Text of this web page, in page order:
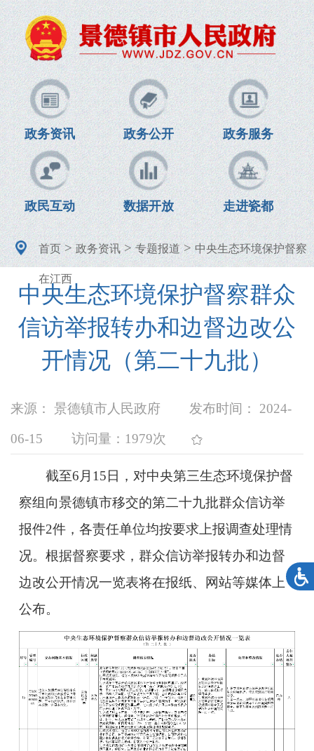
政务资讯 政务公开 政务服务
政民互动 数据开放 走进瓷都
首页>政务资讯>专题报道>中央生态环境保护督察
在江西
中央生态环境保护督察群众
信访举报转办和边督边改公
开情况（第二十九批）
来源： 景德镇市人民政府 发布时间： 2024-
06-15 访问量： 1979次
截至6月15日，对中央第三生态环境保护督
察组向景德镇市移交的第二十九批群众信访举
报件2件，各责任单位均按要求上报调查处理情
况。根据督察要求，群众信访举报转办和边督
边改公开情况一览表将在报纸、网站等媒体上
公布。